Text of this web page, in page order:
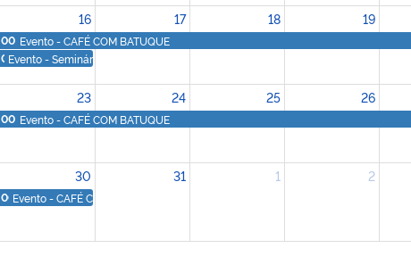
16
00 Evento - CAFÉ COM BATUQUE
09Evento - Seminário Nacional da Cia das Ekedjys, Makotas e Ajoyês de Ilhéus
17 18 19
23
00 Evento - CAFÉ COM BATUQUE
24 25 26
30
00Evento - CAFÉ COM BATUQUE
31 1 2